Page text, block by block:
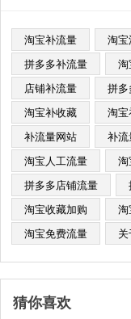
淘宝补流量 淘
拼多多补流量
淘
店铺补流量
拼多
淘宝补收藏
淘宝
补流量网站
补
淘宝人工流量
淘
拼多多店铺流量
淘宝收藏加购
淘
淘宝免费流量
猜你喜欢